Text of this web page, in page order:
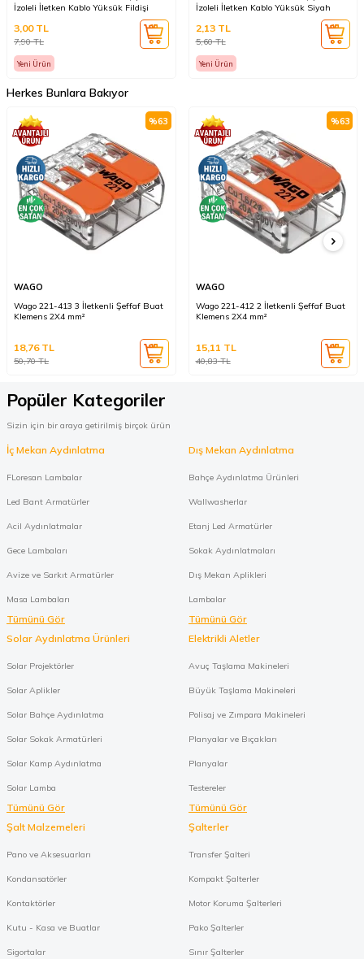
İzoleli İletken Kablo Yüksük Fildişi
7,90TL
3,00TL
Yeni Ürün
İzoleli İletken Kablo Yüksük Siyah
5,60TL
2,13TL
Yeni Ürün
Herkes Bunlara Bakıyor
%63
WAGO
Wago 221-413 3 İletkenli Şeffaf Buat
Klemens 2X4 mm²
50,70TL
18,76TL
%63
WAGO
Wago 221-412 2 İletkenli Şeffaf Buat
Klemens 2X4 mm²
40,83TL
15,11 TL
Popüler Kategoriler
Sizin için bir araya getirilmiş birçok ürün
İç Mekan Aydınlatma
FLoresan Lambalar
Led Bant Armatürler
Acil Aydınlatmalar
Gece Lambaları
Avize ve Sarkıt Armatürler
Masa Lambaları
Tümünü Gör
Dış Mekan Aydınlatma
Bahçe Aydınlatma Ürünleri
Wallwasherlar
Etanj Led Armatürler
Sokak Aydınlatmaları
Dış Mekan Aplikleri
Lambalar
Tümünü Gör
Solar Aydınlatma Ürünleri
Solar Projektörler
Solar Aplikler
Solar Bahçe Aydınlatma
Solar Sokak Armatürleri
Solar Kamp Aydınlatma
Solar Lamba
Tümünü Gör
Elektrikli Aletler
Avuç Taşlama Makineleri
Büyük Taşlama Makineleri
Polisaj ve Zımpara Makineleri
Planyalar ve Bıçakları
Planyalar
Testereler
Tümünü Gör
Şalt Malzemeleri
Pano ve Aksesuarları
Kondansatörler
Kontaktörler
Kutu - Kasa ve Buatlar
Sigortalar
Şalterler
Transfer Şalteri
Kompakt Şalterler
Motor Koruma Şalterleri
Pako Şalterler
Sınır Şalterler